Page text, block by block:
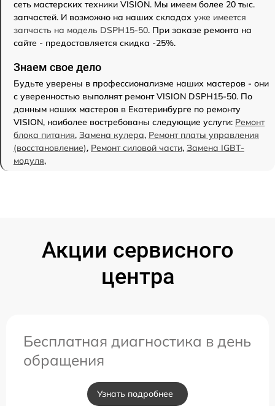
сеть мастерских техники VISION. Мы имеем более 20 тыс.
запчастей. И возможно на наших складах уже имеется
запчасть на модель DSPH15-50. При заказе ремонта на
сайте - предоставляется скидка -25%.
Знаем свое дело
Будьте уверены в профессионализме наших мастеров - они
с уверенностью выполнят ремонт VISION DSPH15-50. По
данным наших мастеров в Екатеринбурге по ремонту
VISION, наиболее востребованы следующие услуги: Ремонт
блока питания, Замена кулера, Ремонт платы управления
(восстановление), Ремонт силовой части, Замена IGBT-
модуля,
Акции сервисного
центра
Бесплатная диагностика в день
обращения
Узнать подробнее